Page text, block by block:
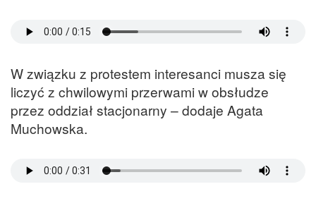
W związku z protestem interesanci musza się
liczyć z chwilowymi przerwami w obsłudze
przez oddział stacjonarny – dodaje Agata
Muchowska.